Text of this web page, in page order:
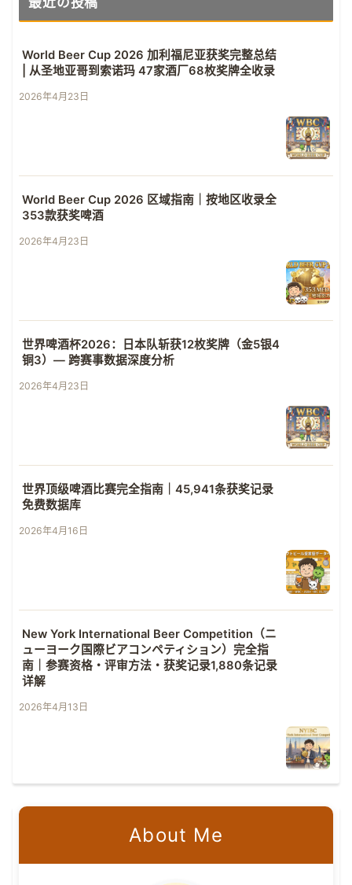
World Beer Cup 2026 加利福尼亚获奖完整总结
| 从圣地亚哥到索诺玛 47家酒厂68枚奖牌全收录
2026年4月23日
World Beer Cup 2026 区域指南｜按地区收录全
353款获奖啤酒
2026年4月23日
世界啤酒杯2026：日本队斩获12枚奖牌（金5银4
铜3）— 跨赛事数据深度分析
2026年4月23日
世界顶级啤酒比赛完全指南｜45,941条获奖记录
免费数据库
2026年4月16日
New York International Beer Competition（ニ
ューヨーク国際ビアコンペティション）完全指
南｜参赛资格・评审方法・获奖记录1,880条记录
详解
2026年4月13日
About Me